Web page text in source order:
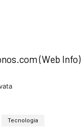
(Web Info)
Tecnologia